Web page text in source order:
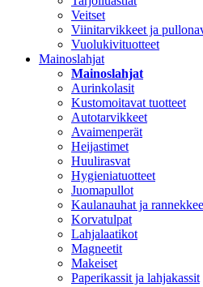
Veitset
Viinitarvikkeet ja
Vuolukivituotteet
Mainoslahjat
Mainoslahjat
Aurinkolasit
Kustomoitavat tuotteet
Autotarvikkeet
Avaimenperät
Heijastimet
Huulirasvat
Hygieniatuotteet
Juomapullot
Kaulanauhat ja
Korvatulpat
Lahjalaatikot
Magneetit
Makeiset
Paperikassit ja lahjakassit